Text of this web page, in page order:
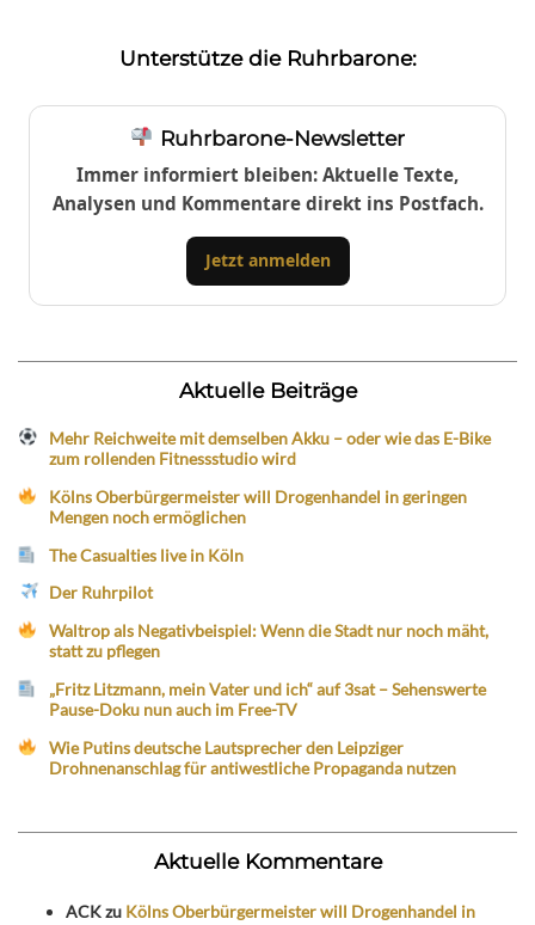
Unterstütze die Ruhrbarone:
Ruhrbarone-Newsletter
Immer informiert bleiben: Aktuelle Texte,
Analysen und Kommentare direkt ins Postfach.
Jetzt anmelden
Aktuelle Beiträge
Mehr Reichweite mit demselben Akku – oder wie das E-Bike
zum rollenden Fitnessstudio wird
Kölns Oberbürgermeister will Drogenhandel in geringen
Mengen noch ermöglichen
The Casualties live in Köln
Der Ruhrpilot
Waltrop als Negativbeispiel: Wenn die Stadt nur noch mäht,
statt zu pflegen
„Fritz Litzmann, mein Vater und ich“ auf 3sat – Sehenswerte
Pause-Doku nun auch im Free-TV
Wie Putins deutsche Lautsprecher den Leipziger
Drohnenanschlag für antiwestliche Propaganda nutzen
Aktuelle Kommentare
ACKzu Kölns Oberbürgermeister will Drogenhandel in